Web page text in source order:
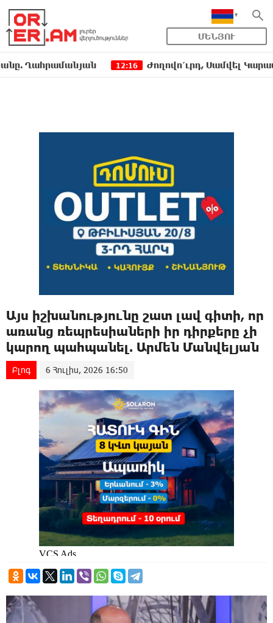
ՄԵՆՅՈՒ
12:16 Ժողովո՛ւրդ, Սամվել
Այս իշխանությունը շատ լավ գիտի, որ
առանց ռեպրեսիաների իր դիրքերը չի
կարող պահպանել. Արմեն Մանվելյան
Բլոգ 6 Հուլիս, 2026 16:50